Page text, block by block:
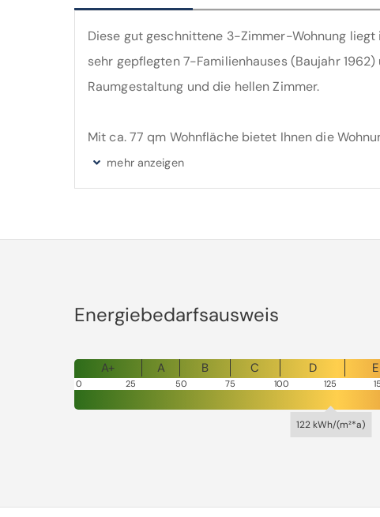
Diese gut geschnittene 3-Zimmer-Wohnung liegt
sehr gepflegten 7-Familienhauses (Baujahr
Raumgestaltung und die hellen Zimmer.
Mit ca. 77 qm Wohnfläche bietet Ihnen die Wohnung zwei große Schlafräume, eine
zentrale Eingangsdiele, eine helle Küche inkl.
Wohnzimmer mit Zugang zu dem Balkon.
Zum Angebot gehören ein eigener Kellerraum
Kaltmiete in Höhe von 9.420,- EUR.
Es fällt ein monatliches Hausgeld inkl. Heizkosten
Energiebedarfsausweis
A+ A B C D E
0 25 50 75 100 125
122 kWh/(m²*a)